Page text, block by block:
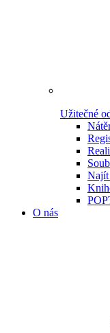
Užitečné
Najít
O nás